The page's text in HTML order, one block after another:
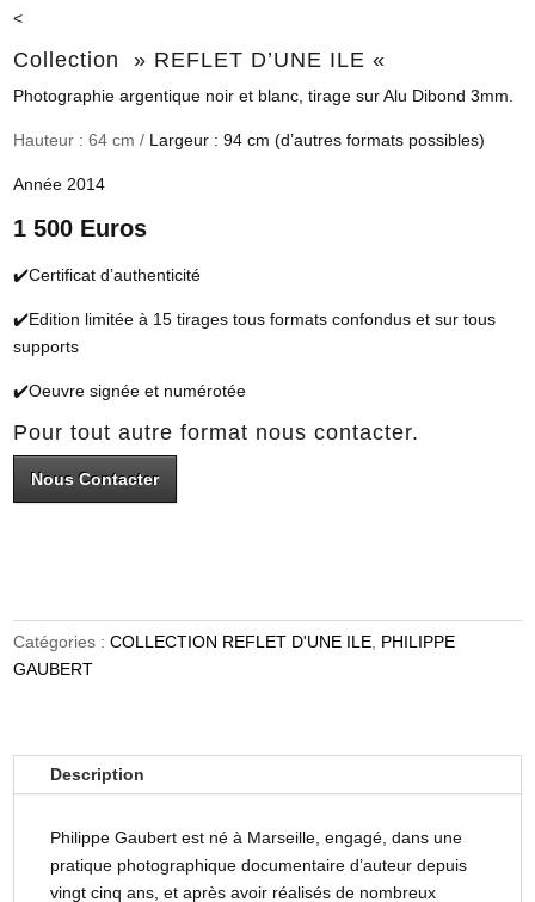
<
Collection » REFLET D’UNE ILE «
Photographie argentique noir et blanc, tirage sur Alu Dibond 3mm.
Hauteur : 64 cm / Largeur : 94 cm (d’autres formats possibles)
Année 2014
1 500 Euros
✔️Certificat d’authenticité
✔️Edition limitée à 15 tirages tous formats confondus et sur tous
supports
✔️Oeuvre signée et numérotée
Pour tout autre format nous contacter.
Nous Contacter
Catégories :COLLECTION REFLET D'UNE ILE, PHILIPPE
GAUBERT
Description
Philippe Gaubert est né à Marseille, engagé, dans une
pratique photographique documentaire d’auteur depuis
vingt cinq ans, et après avoir réalisés de nombreux